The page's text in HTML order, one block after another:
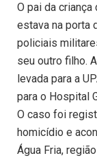
O pai da
estava na porta
policiais
seu outro filho.
levada para a
para o Hospital
O caso foi
homicídio e
Água Fria,